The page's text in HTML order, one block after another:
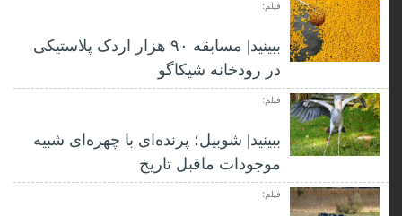
فیلم؛
ببینید| مسابقه ۹۰ هزار اردک پلاستیکی
در رودخانه شیکاگو
فیلم؛
ببینید| شوبیل؛ پرنده‌ای با چهره‌ای شبیه
موجودات ماقبل تاریخ
فیلم؛